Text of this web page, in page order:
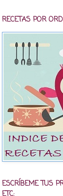
RECETAS POR
ESCRÍBEME TUS